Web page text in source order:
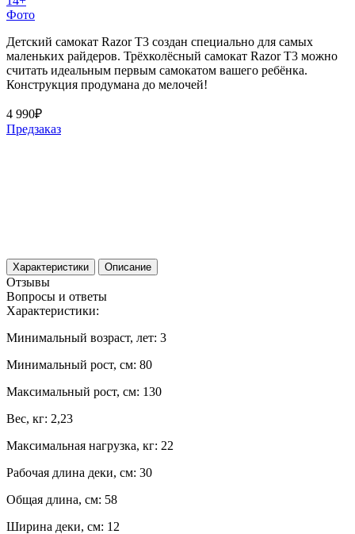
Фото
Детский самокат Razor T3 создан специально для самых
маленьких райдеров. Трёхколёсный самокат Razor T3 можно
считать идеальным первым самокатом вашего ребёнка.
Конструкция продумана до мелочей!
4 990₽
Предзаказ
Характеристики Описание
Отзывы
Вопросы и ответы
Характеристики:
Минимальный возраст, лет: 3
Минимальный рост, см: 80
Максимальный рост, см: 130
Вес, кг: 2,23
Максимальная нагрузка, кг: 22
Рабочая длина деки, см: 30
Общая длина, см: 58
Ширина деки, см: 12